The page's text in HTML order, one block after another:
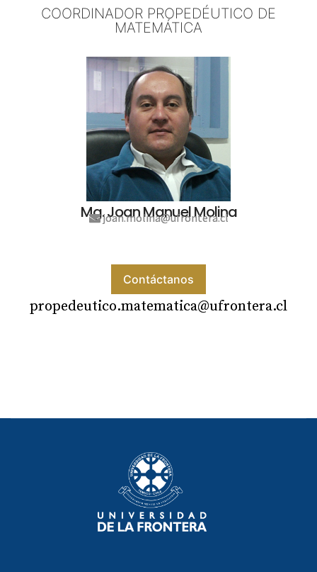
COORDINADOR PROPEDÉUTICO DE
MATEMÁTICA
Mg. Joan Manuel Molina
joan.molina@ufrontera.cl
Contáctanos
propedeutico.matematica@ufrontera.cl